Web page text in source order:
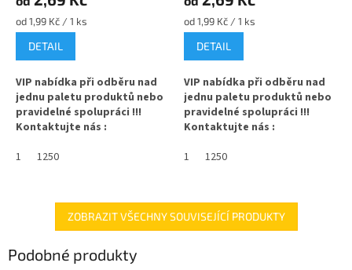
Měrná
cena:
od 1,99 Kč / 1 ks
DETAIL
VIP nabídka při odběru nad
jednu paletu produktů nebo
pravidelné spolupráci !!!
Kontaktujte nás :
✅ Šroubovací víčko pro snadné
otevření sklenice
✅ Různé varianty víček TO 66
1 1250
Měrná
cena:
od 1,99 Kč / 1 ks
DETAIL
VIP nabídka při odběru nad
jednu paletu produktů nebo
pravidelné spolupráci !!!
Kontaktujte nás :
✅ Šroubovací víčko pro snadné
otevření sklenice
1 1250
ZOBRAZIT VŠECHNY SOUVISEJÍCÍ PRODUKTY
Podobné produkty